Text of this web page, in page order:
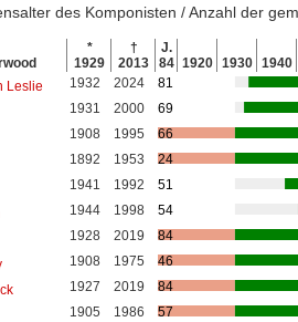
des Komponisten / Anzahl der
*
1929
†
2013
J.
84 1920 1930 1940
Leslie 1932 2024
81
1931 2000
69
1908 1995
66
1892 1953
24
1941 1992
51
1944 1998
54
1928 2019
84
1908 1975
46
1927 2019
84
1905 1986
57